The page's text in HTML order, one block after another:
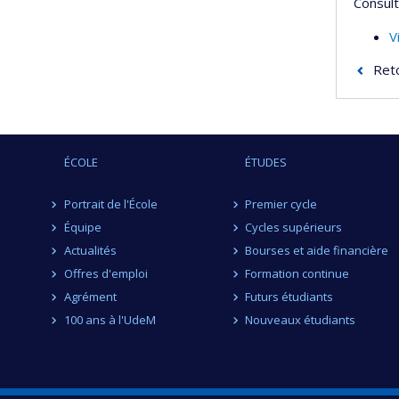
ÉCOLE
Portrait de l'École
Équipe
Actualités
Offres d'emploi
Agrément
100 ans à l'UdeM
ÉTUDES
Premier cycle
Cycles supérieurs
Bourses et aide financière
Formation continue
Futurs étudiants
Nouveaux étudiants